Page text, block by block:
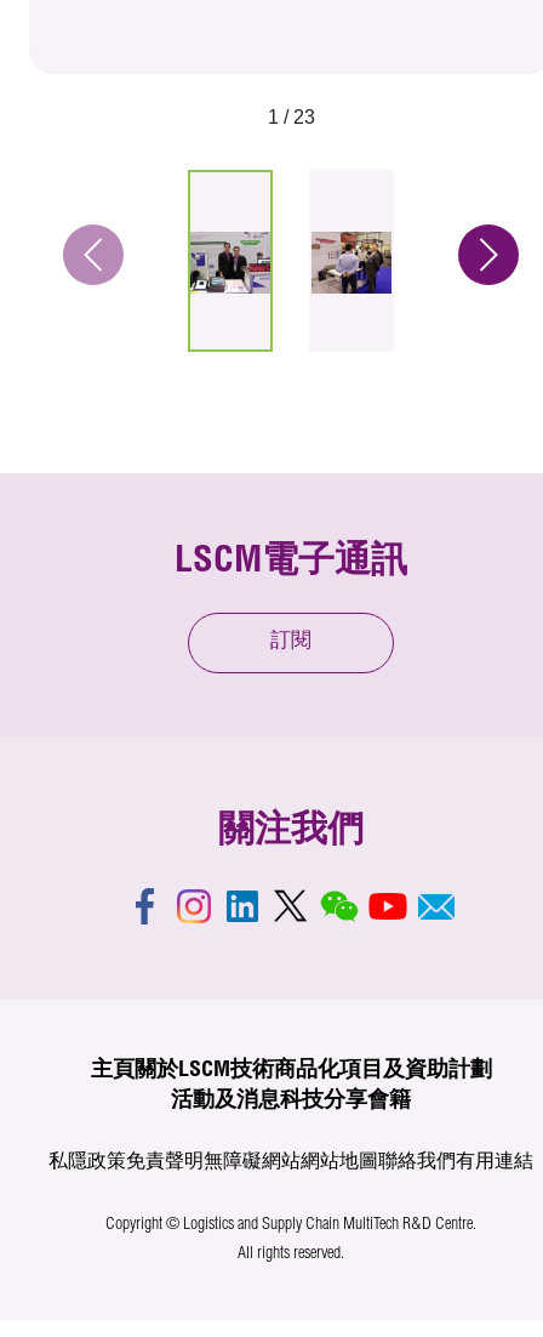
1 / 23
LSCM電子通訊
訂閱
關注我們
主頁 關於LSCM技術商品化項目及資助計劃
活動及消息科技分享會籍
私隱政策免責聲明無障礙網站網站地圖聯絡我們有用連結
Copyright © Logistics and Supply Chain MultiTech R&D Centre.
All rights reserved.